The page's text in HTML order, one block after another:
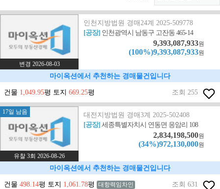
변경 2026-08-03
인천지방법원 경매24계 2025-509778
[공장] 인천광역시 남동구 고잔동 465-14
9,393,087,933원
(100%)9,393,087,933원
마이옥션에서 추천하는 경매물건입니다
건물 1,049.95평 토지 669.25평 조회 255
17일 남음
유찰 3회 2026-08-26
대전지방법원 경매3계 2025-502408
[공장]세종특별자치시 연동면 응암리 108
2,834,198,500원
(34%)972,130,000원
마이옥션에서 추천하는 경매물건입니다
건물 498.14평 토지 1,061.78평 대항력임차인 조회 631